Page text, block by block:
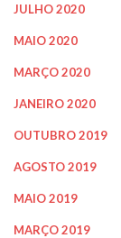
JULHO 2020
MAIO 2020
MARÇO 2020
JANEIRO 2020
OUTUBRO 2019
AGOSTO 2019
MAIO 2019
MARÇO 2019